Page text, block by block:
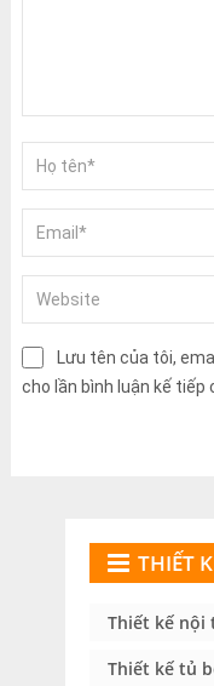
Lưu tên của tôi,
cho lần bình luận kế tiếp
THIẾT
Thiết kế nội
Thiết kế tủ